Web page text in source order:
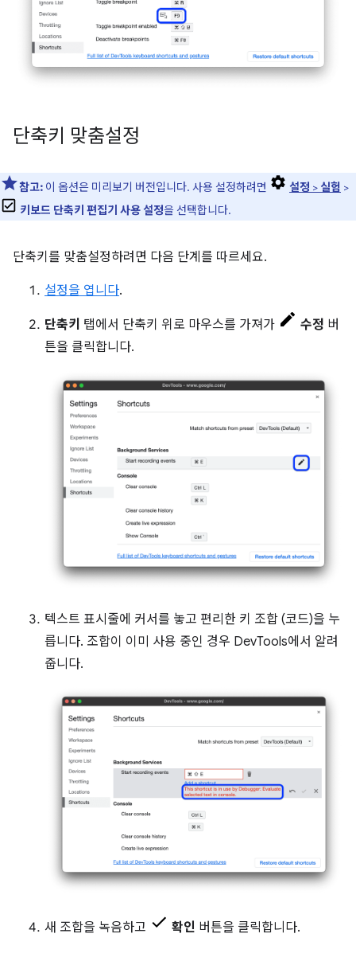
단축키 맞춤설정
참고: 이 옵션은 미리보기 버전입니다. 사용 설정하려면 설정 > 실험 >
키보드 단축키 편집기 사용 설정을 선택합니다.
단축키를 맞춤설정하려면 다음 단계를 따르세요.
설정을 엽니다.
단축키 탭에서 단축키 위로 마우스를 가져가 수정 버
튼을 클릭합니다.
텍스트 표시줄에 커서를 놓고 편리한 키 조합 (코드)을 누
릅니다. 조합이 이미 사용 중인 경우 DevTools에서 알려
줍니다.
새 조합을 녹음하고 확인 버튼을 클릭합니다.